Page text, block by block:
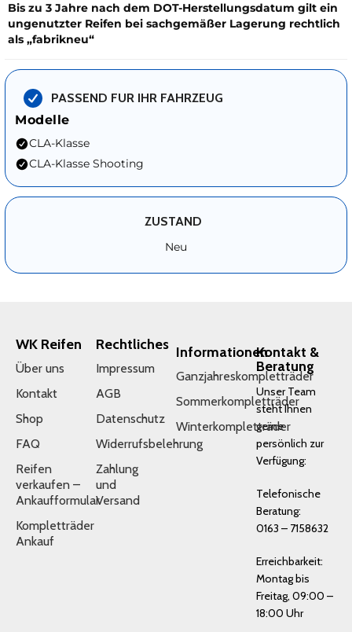
Bis zu 3 Jahre nach dem DOT-Herstellungsdatum gilt ein
ungenutzter Reifen bei sachgemäßer Lagerung rechtlich
als „fabrikneu“
PASSEND FUR IHR FAHRZEUG
Modelle
CLA-Klasse
CLA-Klasse Shooting
ZUSTAND
Neu
WK Reifen
Über uns
Kontakt
Shop
FAQ
Reifen
verkaufen –
Ankaufformular
Kompletträder
Ankauf
Rechtliches
Impressum
AGB
Datenschutz
Widerrufsbelehrung
Zahlung
und
Versand
Informationen
Ganzjahreskompletträder
Sommerkompletträder
Winterkompletträder
Kontakt &
Beratung
Unser Team
steht Ihnen
gerne
persönlich zur
Verfügung:
Telefonische
Beratung:
0163 – 7158632
Erreichbarkeit:
Montag bis
Freitag, 09:00 –
18:00 Uhr